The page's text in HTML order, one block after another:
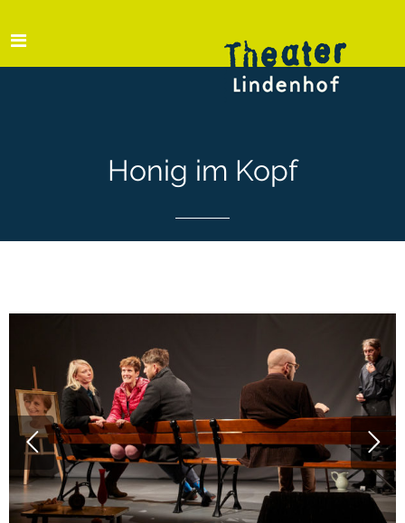
Honig im Kopf